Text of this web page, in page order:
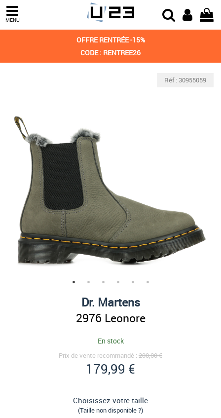
MENU
OFFRE RENTRÉE -15%
CODE : RENTREE26
Réf : 30955059
Dr. Martens
2976 Leonore
En stock
Prix de vente recommandé : 200,00 €
179,99 €
Choisissez votre taille
(Taille non disponible ?)